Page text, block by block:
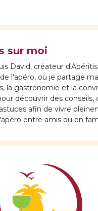
sur moi
David, créateur
l'apéro, où je partage
la gastronomie et la
découvrir des conseils,
afin de vivre
entre amis ou en